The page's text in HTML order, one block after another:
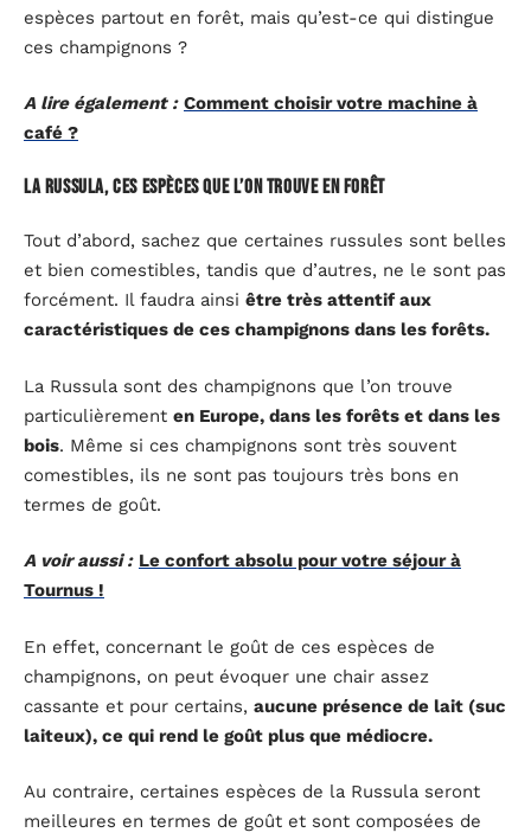
espèces partout en forêt, mais qu’est-ce qui distingue
ces champignons ?
A lire également : Comment choisir votre machine à
café ?
La Russula, ces espèces que l’on trouve en forêt
Tout d’abord, sachez que certaines russules sont belles
et bien comestibles, tandis que d’autres, ne le sont pas
forcément. Il faudra ainsi être très attentif aux
caractéristiques de ces champignons dans les forêts.
La Russula sont des champignons que l’on trouve
particulièrement en Europe, dans les forêts et dans les
bois. Même si ces champignons sont très souvent
comestibles, ils ne sont pas toujours très bons en
termes de goût.
A voir aussi : Le confort absolu pour votre séjour à
Tournus !
En effet, concernant le goût de ces espèces de
champignons, on peut évoquer une chair assez
cassante et pour certains, aucune présence de lait (suc
laiteux), ce qui rend le goût plus que médiocre.
Au contraire, certaines espèces de la Russula seront
meilleures en termes de goût et sont composées de